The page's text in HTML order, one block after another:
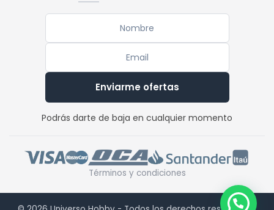
Enviarme ofertas
Podrás darte de baja en cualquier momento
Términos y condiciones